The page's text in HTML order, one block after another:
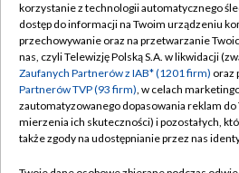
TVP
Abonament TVP
Emisja w TVP
Centrum informacji TVP
Naziemna Telewizja Cyfrowa
Regulamin
Polityka
Moje
Pomoc
korzystanie z technologii automatycznego
dostęp do informacji na Twoim urządzeniu
przechowywanie oraz na przetwarzanie
nas, czyli Telewizję Polską S.A. w likwidacji
Zaufanych Partnerów z IAB* (1201 firm) oraz
Partnerów TVP (93 firm), w celach
zautomatyzowanego dopasowania reklam
mierzenia ich skuteczności) i pozostałych,
także zgody na udostępnianie przez nas